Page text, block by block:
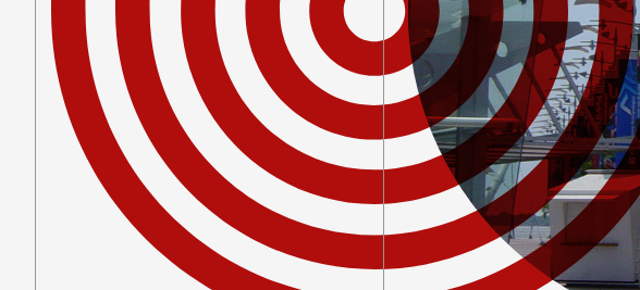
Formación y
Capacitación
Sostenibilidad